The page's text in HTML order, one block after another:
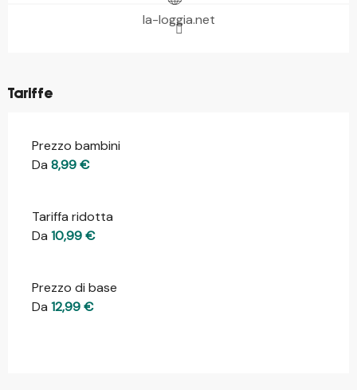
la-loggia.net
Tariffe
Prezzo bambini
Da 8,99 €
Tariffa ridotta
Da 10,99 €
Prezzo di base
Da 12,99 €